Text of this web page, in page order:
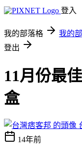
登入
我的部落格 我的
登出
11月份最
盒
14年前